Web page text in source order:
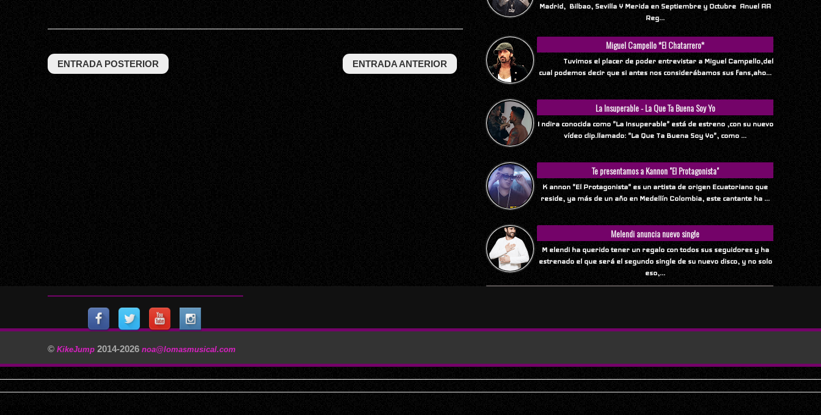
ENTRADA POSTERIOR ENTRADA ANTERIOR
Madrid, Bilbao, Sevilla Y Merida en Septiembre y Octubre Anuel AA
Reg...
Miguel Campello *El Chatarrero*
Tuvimos el placer de poder entrevistar a Miguel Campello,del
cual podemos decir que si antes nos considerábamos sus fans,aho...
La Insuperable - La Que Ta Buena Soy Yo
I ndira conocida como "La Insuperable" está de estreno ,con su nuevo
vídeo clip.llamado: "La Que Ta Buena Soy Yo", como ...
Te presentamos a Kannon "El Protagonista"
K annon "El Protagonista" es un artista de origen Ecuatoriano que
reside, ya más de un año en Medellín Colombia, este cantante ha ...
Melendi anuncia nuevo single
M elendi ha querido tener un regalo con todos sus seguidores y ha
estrenado el que será el segundo single de su nuevo disco, y no solo
eso,...
© KikeJump 2014-2026 noa@lomasmusical.com
11/29/2025, 3:40:57 AM